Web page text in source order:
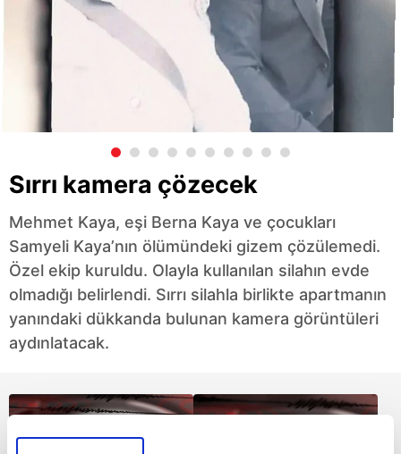
Sırrı kamera çözecek
Mehmet Kaya, eşi Berna Kaya ve çocukları
Samyeli Kaya’nın ölümündeki gizem çözülemedi.
Özel ekip kuruldu. Olayla kullanılan silahın evde
olmadığı belirlendi. Sırrı silahla birlikte apartmanın
yanındaki dükkanda bulunan kamera görüntüleri
aydınlatacak.